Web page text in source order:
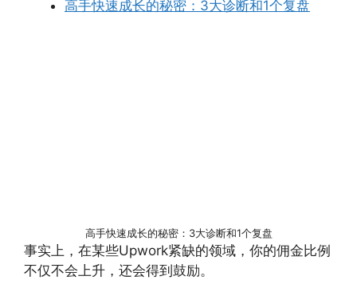
高手快速成长的秘密：3大诊断和1个复盘
高手快速成长的秘密：3大诊断和1个复盘
事实上，在某些Upwork紧缺的领域，你的佣金比例
不仅不会上升，还会得到鼓励。